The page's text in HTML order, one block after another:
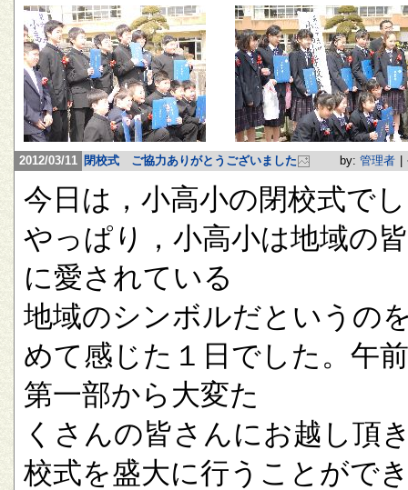
2012/03/11 閉校式 ご協力ありがとうございました by: 管理者
今日は，小高小の閉校式で
やっぱり，小高小は地域の
に愛されている
地域のシンボルだというの
めて感じた１日でした。午
第一部から大変た
くさんの皆さんにお越し頂
校式を盛大に行うことがで